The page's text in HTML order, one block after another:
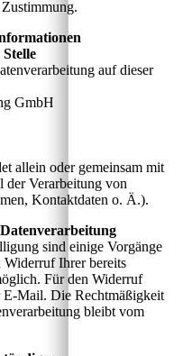
auf dieser
GmbH
allein oder gemeinsam mit
der Verarbeitung von
Kontaktdaten o. Ä.).
sind einige Vorgänge
Ihrer bereits
Für den Widerruf
E-Mail. Die Rechtmäßigkeit
bleibt vom